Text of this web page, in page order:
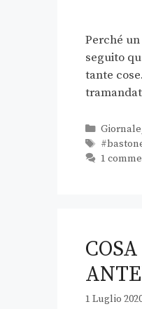
Perché
seguito
tante
Giornale
1
1 Luglio